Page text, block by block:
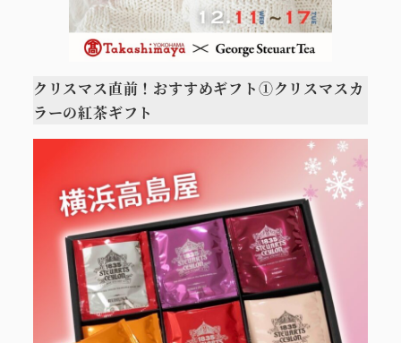
クリスマス直前！おすすめギフト①クリスマスカ
ラーの紅茶ギフト